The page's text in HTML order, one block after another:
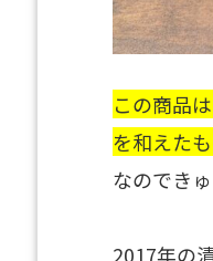
この商品
を和えた
なのでき
2017年の